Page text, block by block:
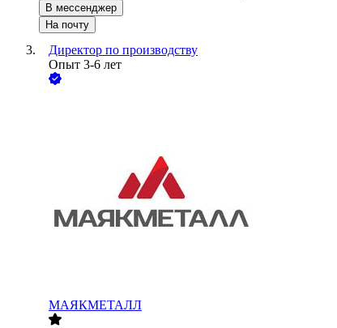
В мессенджер
На почту
Директор по производству
Опыт 3-6 лет
МАЯКМЕТАЛЛ